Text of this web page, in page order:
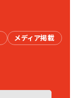
メディア掲載